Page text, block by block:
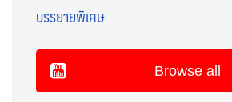
บรรยายพิเศษ
Browse all